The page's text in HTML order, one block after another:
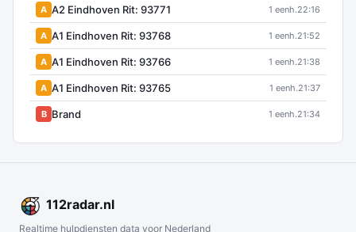
A A2 Eindhoven Rit: 93771 1 eenh.22:16
A A1 Eindhoven Rit: 93768 1 eenh.21:52
A A1 Eindhoven Rit: 93766 1 eenh.21:38
A A1 Eindhoven Rit: 93765 1 eenh.21:37
B Brand 1 eenh.21:34
112radar.nl
Realtime hulpdiensten data voor Nederland